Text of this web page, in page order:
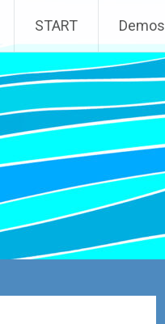
START Demos